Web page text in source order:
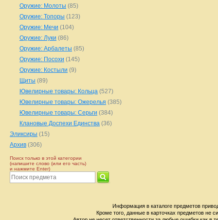
Оружие: Молоты (85)
Оружие: Топоры (123)
Оружие: Мечи (104)
Оружие: Луки (86)
Оружие: Арбалеты (85)
Оружие: Посохи (145)
Оружие: Костыли (9)
Щиты (89)
Ювелирные товары: Кольца (527)
Ювелирные товары: Ожерелья (385)
Ювелирные товары: Серьги (384)
Клановые Доспехи Единства (36)
Эликсиры (15)
Архив (306)
Поиск только в этой категории
(напишите слово (или его часть)
и нажмите Enter)
Информация в каталоге предметов
Кроме того, данные в карточках предметов не